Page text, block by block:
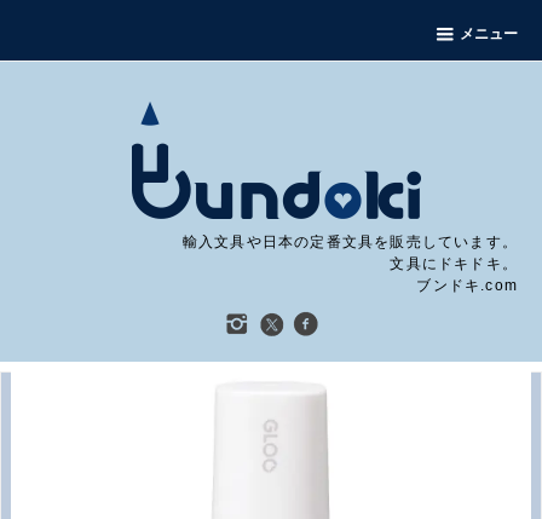
メニュー
輸入文具や日本の定番文具を販売しています。
文具にドキドキ。
ブンドキ.com